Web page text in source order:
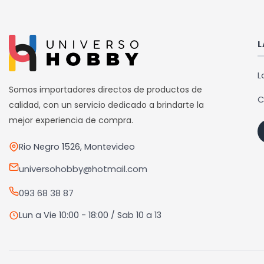
Las
opciones
se
pueden
elegir
en
página
de
Somos importadores directos de productos de
calidad, con un servicio dedicado a brindarte la
mejor experiencia de compra.
Rio Negro 1526, Montevideo
universohobby@hotmail.com
093 68 38 87
Lun a Vie 10:00 - 18:00 / Sab 10 a 13